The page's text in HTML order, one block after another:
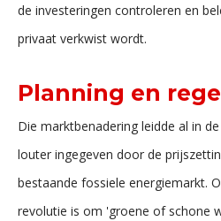
de investeringen controleren en
privaat verkwist wordt.
Planning en
Die marktbenadering leidde al in
louter ingegeven door de
bestaande fossiele energiemarkt.
revolutie is om 'groene of schone